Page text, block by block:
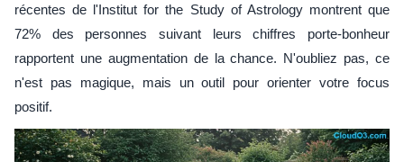
récentes de l'Institut for the Study of Astrology montrent que
72% des personnes suivant leurs chiffres porte-bonheur
rapportent une augmentation de la chance. N'oubliez pas, ce
n'est pas magique, mais un outil pour orienter votre focus
positif.